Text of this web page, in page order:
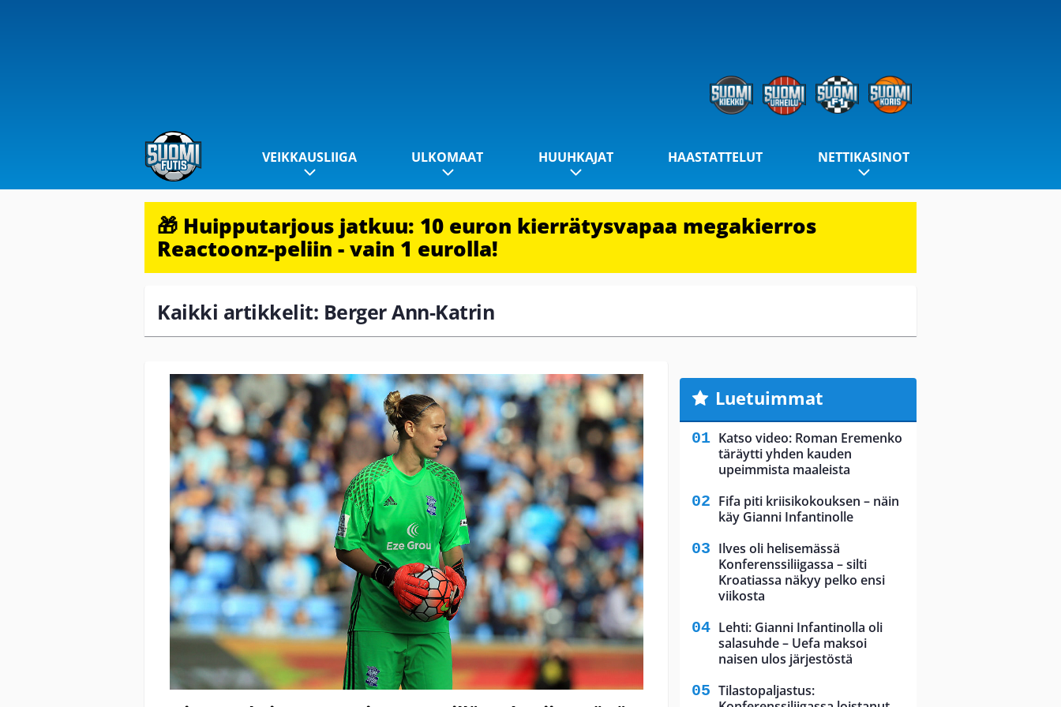
VEIKKAUSLIIGA ULKOMAAT HUUHKAJAT HAASTATTELUT NETTIKASINOT
🎁 Huipputarjous jatkuu: 10 euron kierrätysvapaa megakierros
Reactoonz-peliin - vain 1 eurolla!
Kaikki artikkelit: Berger Ann-Katrin
Luetuimmat
Katso video: Roman Eremenko
täräytti yhden kauden
upeimmista maaleista
Fifa piti kriisikokouksen – näin
käy Gianni Infantinolle
Ilves oli helisemässä
Konferenssiliigassa – silti
Kroatiassa näkyy pelko ensi
viikosta
Lehti: Gianni Infantinolla oli
salasuhde – Uefa maksoi
naisen ulos järjestöstä
Tilastopaljastus: